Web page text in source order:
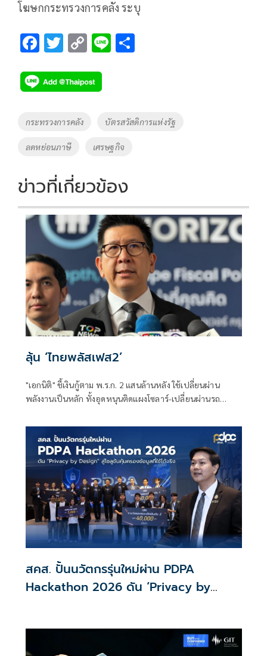
โฆษกกระทรวงการคลัง ระบุ
F
e
b
o
o
k
T
tt
er
C
p
y
k
Li
Tags
กระทรวงการคลัง บัตรสวัสดิการแห่งรัฐ
ลดหย่อนภาษี เศรษฐกิจ
ข่าวที่เกี่ยวข้อง
ลุ้น ‘ไทยพลัสเฟส2’
"เอกนิติ" ชี้เงินกู้ตาม พ.ร.ก. 2 แสนล้านหลัง ใช้เปลี่ยนผ่าน
พลังงานเป็นหลัก ทั้งอุดหนุนติดแผงโซลาร์-เปลี่ยนผ่านรถ
พร้อมให้ใช้กับไทยเที่ยวไทยพลัส ส่วนไทยช่วยไทยพลัส เฟส 2
รอประเมินความเหมาะสม นายกฯ เผยจะพยายาม
สคส. ปั้นนวัตกรรุ่นใหม่ผ่าน PDPA
Hackathon 2026 ดัน ‘Privacy by